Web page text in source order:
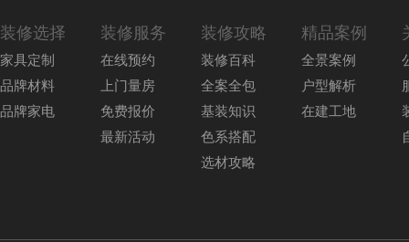
装修选择
家具定制
品牌材料
品牌家电
装修服务
在线预约
上门量房
免费报价
最新活动
装修攻略
装修百科
全案全包
基装知识
色系搭配
选材攻略
精品案例
全景案例
户型解析
在建工地